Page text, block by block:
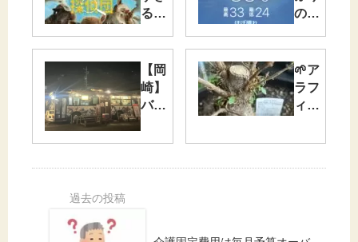
る誘
サブ
スク
に入
るか
いま
の友
ンチ
＆カ
ラオ
ケ！
笑っ
スト
【岡
崎】
バス
ーメ
🌱ア
ラフ
ィ
突然